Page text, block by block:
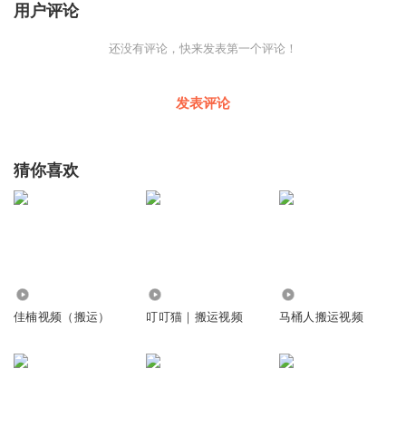
用户评论
还没有评论，快来发表第一个评论！
发表评论
猜你喜欢
佳楠视频（搬运） 叮叮猫｜搬运视频 马桶人搬运视频